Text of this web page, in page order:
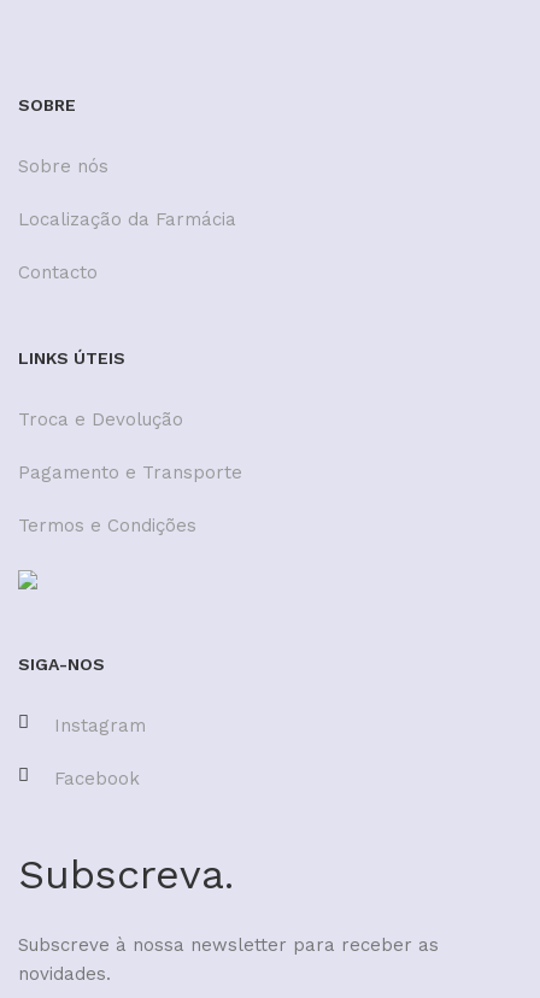
SOBRE
Sobre nós
Localização da Farmácia
Contacto
LINKS ÚTEIS
Troca e Devolução
Pagamento e Transporte
Termos e Condições
SIGA-NOS
Instagram
Facebook
Subscreva.
Subscreve à nossa newsletter para receber as
novidades.